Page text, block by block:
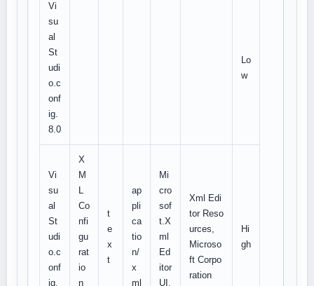
Vi
su
al
St
udi
o.c
onf
ig.
8.0
Lo
w
Vi
su
al
St
udi
o.c
onf
ig.
X
M
L
Co
nfi
gu
rat
io
n
t
e
x
t
ap
pli
ca
tio
n/
x
ml
Mi
cro
sof
t.X
ml
Ed
itor
UI.
Xml Edi
tor Reso
urces,
Microso
ft Corpo
ration
Hi
gh